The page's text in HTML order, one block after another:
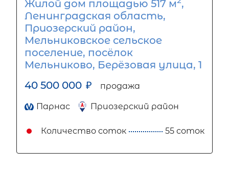
Жилой дом площадью 517 м ,
Ленинградская область,
Приозерский район,
Мельниковское сельское
поселение, посёлок
Мельниково, Берёзовая улица, 1
40 500 000 ₽ продажа
Парнас Приозерский район
Количество соток 55 соток